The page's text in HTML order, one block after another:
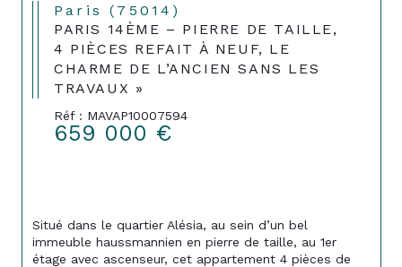
Paris (75014)
PARIS 14ÈME – PIERRE DE TAILLE,
4 PIÈCES REFAIT À NEUF, LE
CHARME DE L’ANCIEN SANS LES
TRAVAUX »
Réf : MAVAP10007594
659 000 €
Situé dans le quartier Alésia, au sein d’un bel
immeuble haussmannien en pierre de taille, au 1er
étage avec ascenseur, cet appartement 4 pièces de